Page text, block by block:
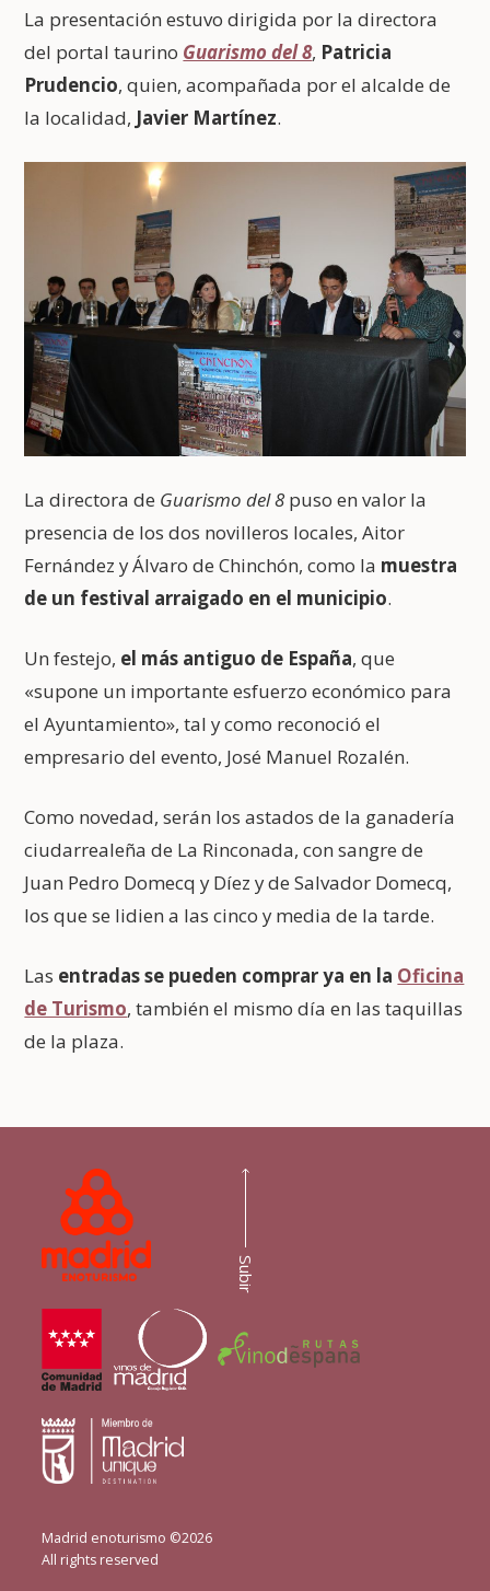
La presentación estuvo dirigida por la directora
del portal taurino Guarismo del 8, Patricia
Prudencio, quien, acompañada por el alcalde de
la localidad, Javier Martínez.
La directora de Guarismo del 8puso en valor la
presencia de los dos novilleros locales, Aitor
Fernández y Álvaro de Chinchón, como la muestra
de un festival arraigado en el municipio.
Un festejo, el más antiguo de España, que
«supone un importante esfuerzo económico para
el Ayuntamiento», tal y como reconoció el
empresario del evento, José Manuel Rozalén.
Como novedad, serán los astados de la ganadería
ciudarrealeña de La Rinconada, con sangre de
Juan Pedro Domecq y Díez y de Salvador Domecq,
los que se lidien a las cinco y media de la tarde.
Las entradas se pueden comprar ya en la Oficina
de Turismo, también el mismo día en las taquillas
de la plaza.
Madrid enoturismo ©2026
All rights reserved
Subir